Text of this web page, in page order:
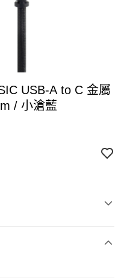
USB-A to C 金屬
/ 小滄藍